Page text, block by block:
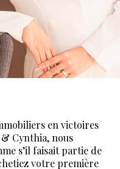
en victoires
Cynthia, nous
s’il faisait partie de
votre première